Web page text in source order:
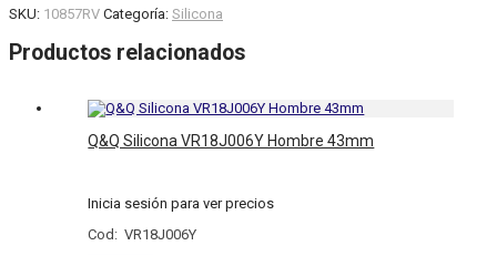
SKU: 10857RV Categoría: Silicona
Productos relacionados
Q&Q Silicona VR18J006Y Hombre 43mm
Inicia sesión para ver precios
Cod: VR18J006Y